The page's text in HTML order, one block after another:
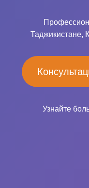
Таджикистане,
Узнайте